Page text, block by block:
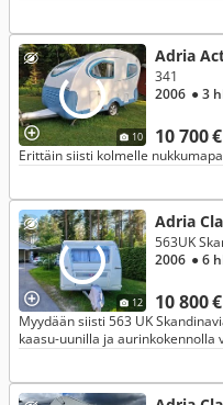
10
Adria
10 700 €
341
2006 ● 3
Erittäin siisti kolmelle
12
Adria
10 800 €
563UK
2006 ● 6
Myydään siisti 563 UK
kaasu-uunilla ja aurinkokennolla